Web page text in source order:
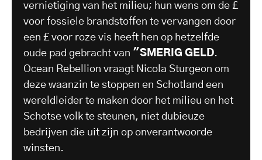
vernietiging van het milieu; hun wens om de £
voor fossiele brandstoffen te vervangen door
een £ voor roze vis heeft hen op hetzelfde
oude pad gebracht van "SMERIG GELD.
Ocean Rebellion vraagt Nicola Sturgeon om
deze waanzin te stoppen en Schotland een
wereldleider te maken door het milieu en het
Schotse volk te steunen, niet dubieuze
bedrijven die uit zijn op onverantwoorde
winsten.